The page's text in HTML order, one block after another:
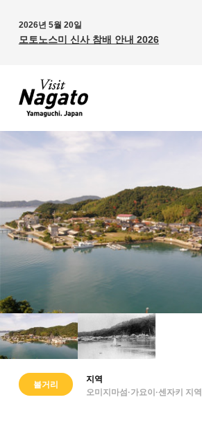
2026년 5월 20일
모토노스미 신사 참배 안내 2026
볼거리
지역
오미지마섬·가요이·센자키 지역